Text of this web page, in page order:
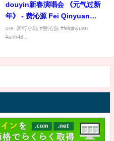
douyin新春演唱会 《元气过新
年》 - 费沁源 Fei Qinyuan
SNH48
cre. 闵行小陆 #费沁源 #feiqinyuan
#snh48...